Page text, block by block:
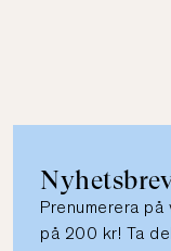
Prenumerera
på 200 kr! Ta